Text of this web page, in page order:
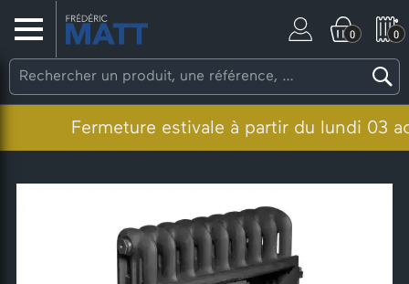
0 0
Fermeture estivale à partir du lundi 03